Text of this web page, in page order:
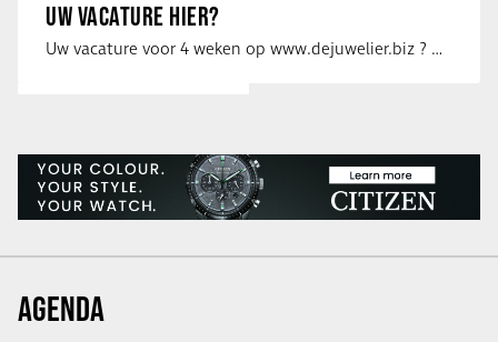
UW VACATURE HIER?
Uw vacature voor 4 weken op www.dejuwelier.biz ? Neem dan contact op met …
AGENDA